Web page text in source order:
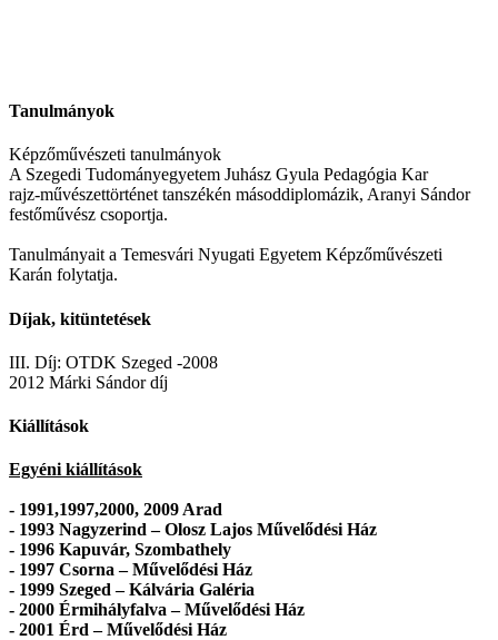
Tanulmányok
Képzőművészeti tanulmányok
A Szegedi Tudományegyetem Juhász Gyula Pedagógia Kar
rajz-művészettörténet tanszékén másoddiplomázik, Aranyi Sándor
festőművész csoportja.
Tanulmányait a Temesvári Nyugati Egyetem Képzőművészeti
Karán folytatja.
Díjak, kitüntetések
III. Díj: OTDK Szeged -2008
2012 Márki Sándor díj
Kiállítások
Egyéni kiállítások
- 1991,1997,2000, 2009 Arad
- 1993 Nagyzerind – Olosz Lajos Művelődési Ház
- 1996 Kapuvár, Szombathely
- 1997 Csorna – Művelődési Ház
- 1999 Szeged – Kálvária Galéria
- 2000 Érmihályfalva – Művelődési Ház
- 2001 Érd – Művelődési Ház